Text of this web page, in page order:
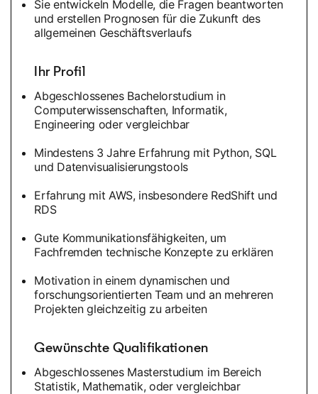
Sie entwickeln Modelle, die Fragen beantworten
und erstellen Prognosen für die Zukunft des
allgemeinen Geschäftsverlaufs
Ihr Profil
Abgeschlossenes Bachelorstudium in
Computerwissenschaften, Informatik,
Engineering oder vergleichbar
Mindestens 3 Jahre Erfahrung mit Python, SQL
und Datenvisualisierungstools
Erfahrung mit AWS, insbesondere RedShift und
RDS
Gute Kommunikationsfähigkeiten, um
Fachfremden technische Konzepte zu erklären
Motivation in einem dynamischen und
forschungsorientierten Team und an mehreren
Projekten gleichzeitig zu arbeiten
Gewünschte Qualifikationen
Abgeschlossenes Masterstudium im Bereich
Statistik, Mathematik, oder vergleichbar